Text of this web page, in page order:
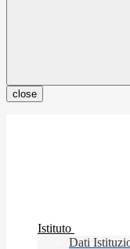
close
Istituto
Dati